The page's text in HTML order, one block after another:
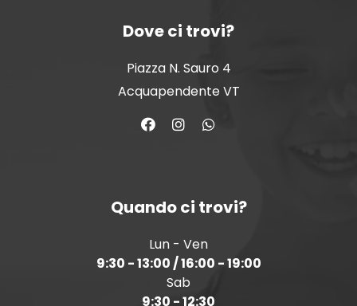
Dove ci trovi?
Piazza N. Sauro 4
Acquapendente VT
Quando ci trovi?
Lun - Ven
9:30 - 13:00 / 16:00 - 19:00
Sab
9:30 - 12:30